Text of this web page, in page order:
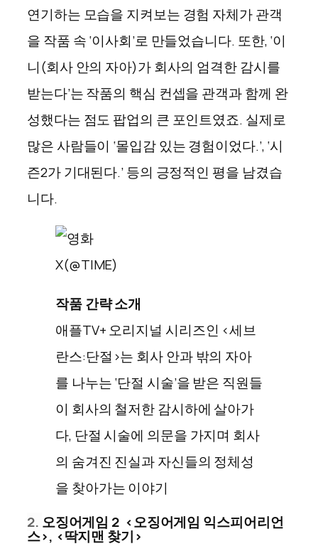
연기하는 모습을 지켜보는 경험 자체가 관객
을 작품 속 ‘이사회’로 만들었습니다. 또한, ‘이
니(회사 안의 자아)가 회사의 엄격한 감시를
받는다’는 작품의 핵심 컨셉을 관객과 함께 완
성했다는 점도 팝업의 큰 포인트였죠. 실제로
많은 사람들이 ‘몰입감 있는 경험이었다.’, ‘시
즌2가 기대된다.’ 등의 긍정적인 평을 남겼습
니다.
X(@TIME)
작품 간략 소개
애플TV+ 오리지널 시리즈인 <세브
란스:단절>는 회사 안과 밖의 자아
를 나누는 ‘단절 시술’을 받은 직원들
이 회사의 철저한 감시하에 살아가
다, 단절 시술에 의문을 가지며 회사
의 숨겨진 진실과 자신들의 정체성
을 찾아가는 이야기
2. 오징어게임 2 <오징어게임 익스피어리언
스>, <딱지맨 찾기>